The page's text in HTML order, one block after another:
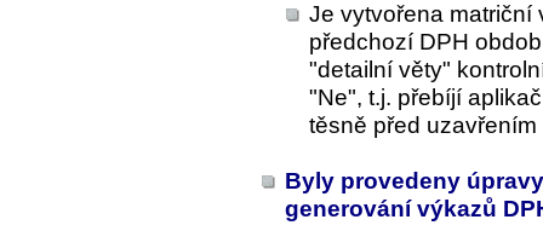
Je vytvořena matriční
předchozí DPH
"detailní věty"
"Ne", t.j. přebíjí
těsně před
Byly provedeny
generování výkazů